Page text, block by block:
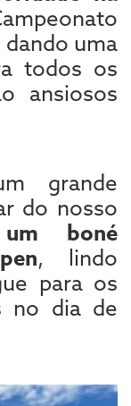
uma
todos os
ansiosos
grande
do nosso
um boné
, lindo
para os
no dia de